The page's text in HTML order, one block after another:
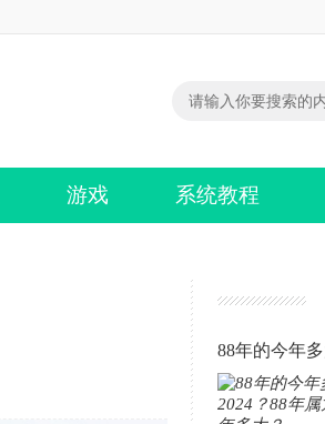
游戏 系统教程